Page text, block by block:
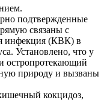
подтвержденные
связаны с
инфекция (КВК) в
Установлено, что у
остропротекающий
природу и вызваны
кокцидоз,